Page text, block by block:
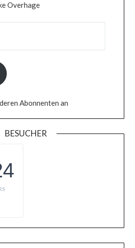
Overhage
Abonnenten an
BESUCHER